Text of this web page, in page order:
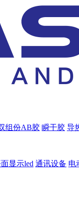
组份AB胶 瞬干胶 导
显示led 通讯设备 电